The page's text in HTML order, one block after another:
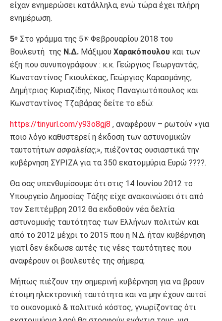
είχαν ενημερώσει κατάλληλα, ενώ τώρα έχει πλήρη
ενημέρωση.
5ο Στο γράμμα της 5ης Φεβρουαρίου 2018 του
Βουλευτή της Ν.Δ. Μάξιμου Χαρακόπουλου και των
έξη που συνυπογράφουν : κ.κ. Γεώργιος Γεωργαντάς,
Κωνσταντίνος Γκιουλέκας, Γεώργιος Καρασμάνης,
Δημήτριος Κυριαζίδης, Νίκος Παναγιωτόπουλος και
Κωνσταντίνος Τζαβάρας δείτε το εδώ:
https://tinyurl.com/y93o8gj8 , αναφέρουν – ρωτούν «για
ποιο λόγο καθυστερεί η έκδοση των αστυνομικών
ταυτοτήτων ασφαλείας;», πιέζοντας ουσιαστικά την
κυβέρνηση ΣΥΡΙΖΑ για τα 350 εκατομμύρια Ευρώ ????.
Θα σας υπενθυμίσουμε ότι στις 14 Ιουνίου 2012 το
Υπουργείο Δημοσίας Τάξης είχε ανακοινώσει ότι από
τον Σεπτέμβρη 2012 θα εκδοθούν νέα δελτία
αστυνομικής ταυτότητας των Ελλήνων πολιτών και
από το 2012 μέχρι το 2015 που η Ν.Δ. ήταν κυβέρνηση
γιατί δεν έκδωσε αυτές τις νέες ταυτότητες που
αναφέρουν οι βουλευτές της σήμερα;
Μήπως πιέζουν την σημερινή κυβέρνηση για να βρουν
έτοιμη ηλεκτρονική ταυτότητα και να μην έχουν αυτοί
το οικονομικό & πολιτικό κόστος, γνωρίζοντας ότι